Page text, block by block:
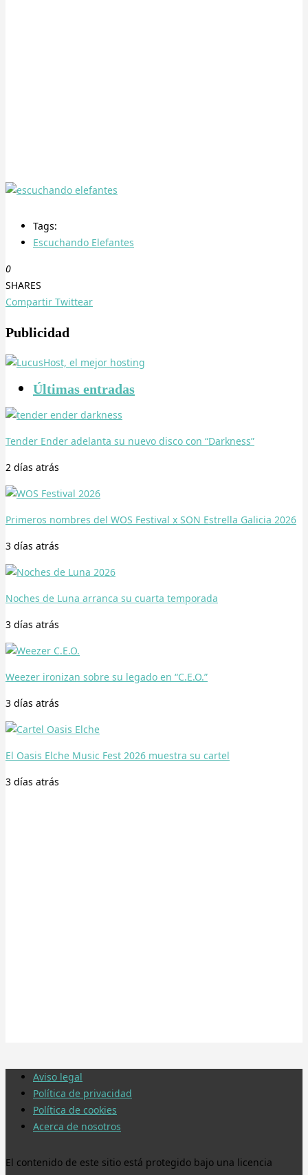
Tags:
Escuchando Elefantes
0
SHARES
Compartir Twittear
Publicidad
Últimas entradas
Tender Ender adelanta su nuevo disco con “Darkness”
2 días atrás
Primeros nombres del WOS Festival x SON Estrella Galicia 2026
3 días atrás
Noches de Luna arranca su cuarta temporada
3 días atrás
Weezer ironizan sobre su legado en “C.E.O.”
3 días atrás
El Oasis Elche Music Fest 2026 muestra su cartel
3 días atrás
Aviso legal
Política de privacidad
Política de cookies
Acerca de nosotros
El contenido de este sitio está protegido bajo una licencia